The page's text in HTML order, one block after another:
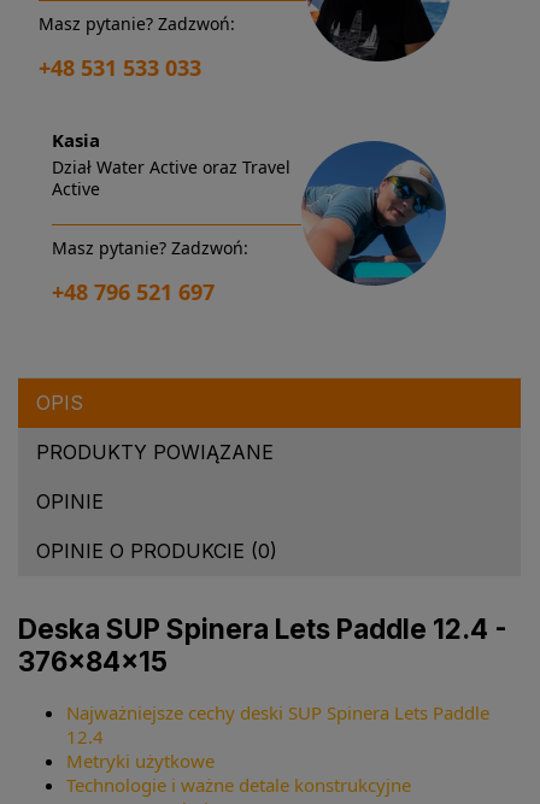
Masz pytanie? Zadzwoń:
+48 531 533 033
Kasia
Dział Water Active oraz Travel
Active
Masz pytanie? Zadzwoń:
+48 796 521 697
OPIS
PRODUKTY POWIĄZANE
OPINIE
OPINIE O PRODUKCIE (0)
Deska SUP Spinera Lets Paddle 12.4 -
376×84×15
Najważniejsze cechy deski SUP Spinera Lets Paddle
12.4
Metryki użytkowe
Technologie i ważne detale konstrukcyjne